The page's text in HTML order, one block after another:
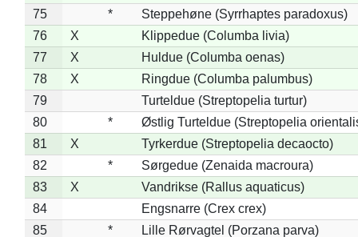
75 *
Steppehøne (Syrrhaptes paradoxus)
76
X
Klippedue (Columba livia)
77
X
Huldue (Columba oenas)
78
X
Ringdue (Columba palumbus)
79
Turteldue (Streptopelia turtur)
80
*
Østlig Turteldue (Streptopelia
81
X
Tyrkerdue (Streptopelia decaocto)
82
*
Sørgedue (Zenaida macroura)
83
X
Vandrikse (Rallus aquaticus)
84
Engsnarre (Crex crex)
85
*
Lille Rørvagtel (Porzana parva)